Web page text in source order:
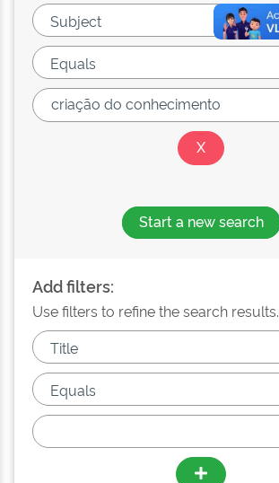
Start a new search
Add filters:
Use filters to refine the search results.